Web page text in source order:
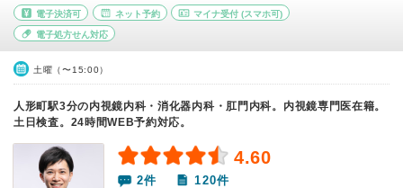
電子決済可 ネット予約 マイナ受付 (スマホ可)
電子処方せん対応
土曜（〜15:00）
人形町駅3分の内視鏡内科・消化器内科・肛門内科。内視鏡専門医在籍。
土日検査。24時間WEB予約対応。
4.60
2件 120件